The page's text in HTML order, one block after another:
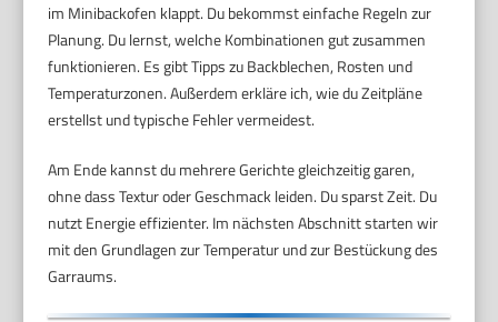
im Minibackofen klappt. Du bekommst einfache Regeln zur
Planung. Du lernst, welche Kombinationen gut zusammen
funktionieren. Es gibt Tipps zu Backblechen, Rosten und
Temperaturzonen. Außerdem erkläre ich, wie du Zeitpläne
erstellst und typische Fehler vermeidest.
Am Ende kannst du mehrere Gerichte gleichzeitig garen,
ohne dass Textur oder Geschmack leiden. Du sparst Zeit. Du
nutzt Energie effizienter. Im nächsten Abschnitt starten wir
mit den Grundlagen zur Temperatur und zur Bestückung des
Garraums.